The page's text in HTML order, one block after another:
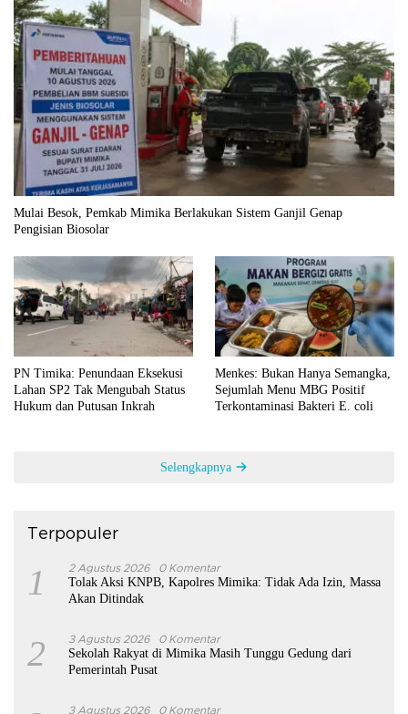
Mulai Besok, Pemkab Mimika Berlakukan Sistem Ganjil Genap
Pengisian Biosolar
PN Timika: Penundaan Eksekusi
Lahan SP2 Tak Mengubah Status
Hukum dan Putusan Inkrah
Menkes: Bukan Hanya Semangka,
Sejumlah Menu MBG Positif
Terkontaminasi Bakteri E. coli
Selengkapnya
Terpopuler
1 2 Agustus 2026 0 Komentar
Tolak Aksi KNPB, Kapolres Mimika: Tidak Ada Izin, Massa
Akan Ditindak
2 3 Agustus 2026 0 Komentar
Sekolah Rakyat di Mimika Masih Tunggu Gedung dari
Pemerintah Pusat
3 Agustus 2026 0 Komentar